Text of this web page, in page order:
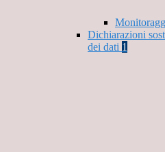
Dichiarazioni
dei dati 1